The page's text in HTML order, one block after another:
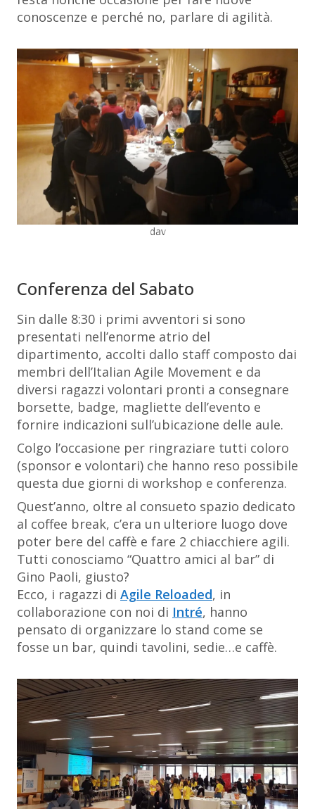
conoscenze e perché no, parlare di agilità.
dav
Conferenza del Sabato
Sin dalle 8:30 i primi avventori si sono
presentati nell’enorme atrio del
dipartimento, accolti dallo staff composto dai
membri dell’Italian Agile Movement e da
diversi ragazzi volontari pronti a consegnare
borsette, badge, magliette dell’evento e
fornire indicazioni sull’ubicazione delle aule.
Colgo l’occasione per ringraziare tutti coloro
(sponsor e volontari) che hanno reso possibile
questa due giorni di workshop e conferenza.
Quest’anno, oltre al consueto spazio dedicato
al coffee break, c’era un ulteriore luogo dove
poter bere del caffè e fare 2 chiacchiere agili.
Tutti conosciamo “Quattro amici al bar” di
Gino Paoli, giusto?
Ecco, i ragazzi di Agile Reloaded, in
collaborazione con noi di Intré, hanno
pensato di organizzare lo stand come se
fosse un bar, quindi tavolini, sedie…e caffè.